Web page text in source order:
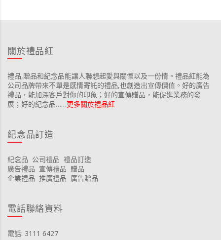
關於禮品紅
禮品,贈品和紀念品能讓人聯想起愛與關懷以及一份情。禮品紅能為
公司品牌帶來不單是感情寄託的禮品,也創造出宣傳價值。好的廣告
禮品，能加深客戶對你的印象；好的宣傳贈品，能促進業務的發
展；好的紀念品……更多關於禮品紅
紀念品訂造
紀念品 公司禮品 禮品訂造
廣告禮品 宣傳禮品 贈品
企業禮品 推廣禮品 廣告贈品
電話聯絡資料
電話: 3111 6427